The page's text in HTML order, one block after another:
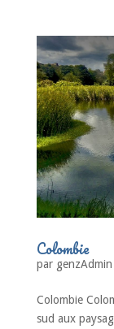
Colombie
par genzAdmin
Colombie
sud aux